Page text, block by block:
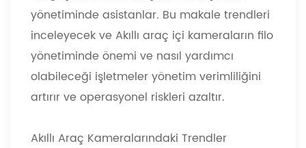
yönetiminde asistanlar. Bu makale trendleri
inceleyecek ve Akıllı araç içi kameraların filo
yönetiminde önemi ve nasıl yardımcı
olabileceği işletmeler yönetim verimliliğini
artırır ve operasyonel riskleri azaltır.
Akıllı Araç Kameralarındaki Trendler